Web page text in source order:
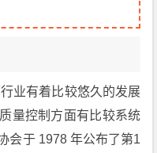
业有着比较悠久的发展
量控制方面有比较系统
会于 1978 年公布了第1